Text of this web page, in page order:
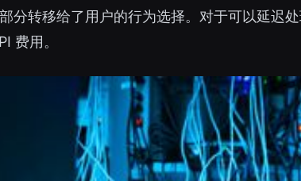
分转移给了用户的行为选择。对于可以延
费用。